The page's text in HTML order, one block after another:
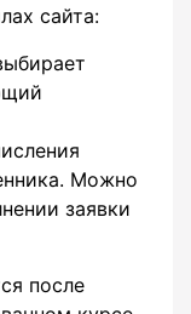
сайта:
Можно
заявки
после